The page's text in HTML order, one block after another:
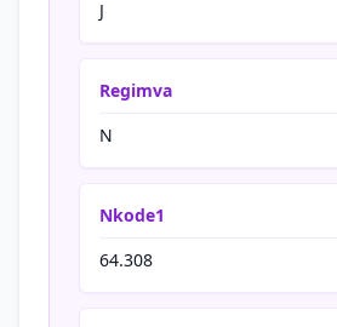
J
Regimva
N
Nkode1
64.308